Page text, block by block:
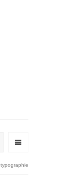
typographie